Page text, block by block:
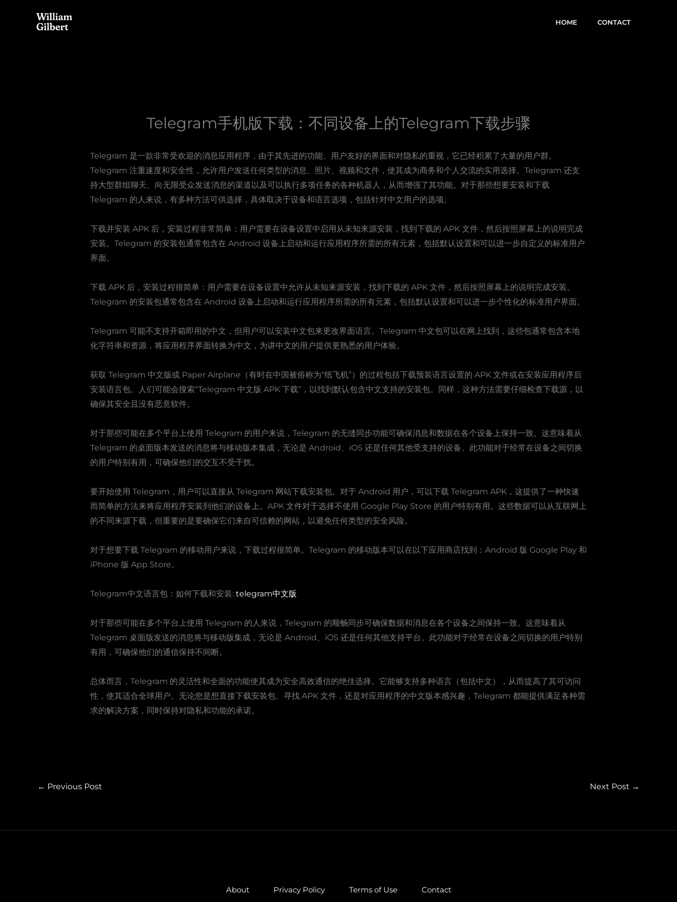
HOME CONTACT
Telegram手机版下载：不同设备上的Telegram下载步骤
Telegram 是一款非常受欢迎的消息应用程序，由于其先进的功能、用户友好的界面和对隐私的重视，它已经积累了大量的用户群。
Telegram 注重速度和安全性，允许用户发送任何类型的消息、照片、视频和文件，使其成为商务和个人交流的实用选择。Telegram 还支
持大型群组聊天、向无限受众发送消息的渠道以及可以执行多项任务的各种机器人，从而增强了其功能。对于那些想要安装和下载
Telegram 的人来说，有多种方法可供选择，具体取决于设备和语言选项，包括针对中文用户的选项。
下载并安装 APK 后，安装过程非常简单：用户需要在设备设置中启用从未知来源安装，找到下载的 APK 文件，然后按照屏幕上的说明完成
安装。Telegram 的安装包通常包含在 Android 设备上启动和运行应用程序所需的所有元素，包括默认设置和可以进一步自定义的标准用户
界面。
下载 APK 后，安装过程很简单：用户需要在设备设置中允许从未知来源安装，找到下载的 APK 文件，然后按照屏幕上的说明完成安装。
Telegram 的安装包通常包含在 Android 设备上启动和运行应用程序所需的所有元素，包括默认设置和可以进一步个性化的标准用户界面。
Telegram 可能不支持开箱即用的中文，但用户可以安装中文包来更改界面语言。Telegram 中文包可以在网上找到，这些包通常包含本地
化字符串和资源，将应用程序界面转换为中文，为讲中文的用户提供更熟悉的用户体验。
获取 Telegram 中文版或 Paper Airplane（有时在中国被俗称为“纸飞机”）的过程包括下载预装语言设置的 APK 文件或在安装应用程序后
安装语言包。人们可能会搜索“Telegram 中文版 APK 下载”，以找到默认包含中文支持的安装包。同样，这种方法需要仔细检查下载源，以
确保其安全且没有恶意软件。
对于那些可能在多个平台上使用 Telegram 的用户来说，Telegram 的无缝同步功能可确保消息和数据在各个设备上保持一致。这意味着从
Telegram 的桌面版本发送的消息将与移动版本集成，无论是 Android、iOS 还是任何其他受支持的设备。此功能对于经常在设备之间切换
的用户特别有用，可确保他们的交互不受干扰。
要开始使用 Telegram，用户可以直接从 Telegram 网站下载安装包。对于 Android 用户，可以下载 Telegram APK，这提供了一种快速
而简单的方法来将应用程序安装到他们的设备上。APK 文件对于选择不使用 Google Play Store 的用户特别有用。这些数据可以从互联网上
的不同来源下载，但重要的是要确保它们来自可信赖的网站，以避免任何类型的安全风险。
对于想要下载 Telegram 的移动用户来说，下载过程很简单。Telegram 的移动版本可以在以下应用商店找到：Android 版 Google Play 和
iPhone 版 App Store。
Telegram中文语言包：如何下载和安装: telegram中文版
对于那些可能在多个平台上使用 Telegram 的人来说，Telegram 的顺畅同步可确保数据和消息在各个设备之间保持一致。这意味着从
Telegram 桌面版发送的消息将与移动版集成，无论是 Android、iOS 还是任何其他支持平台。此功能对于经常在设备之间切换的用户特别
有用，可确保他们的通信保持不间断。
总体而言，Telegram 的灵活性和全面的功能使其成为安全高效通信的绝佳选择。它能够支持多种语言（包括中文），从而提高了其可访问
性，使其适合全球用户。无论您是想直接下载安装包、寻找 APK 文件，还是对应用程序的中文版本感兴趣，Telegram 都能提供满足各种需
求的解决方案，同时保持对隐私和功能的承诺。
← Previous Post Next Post →
About Privacy Policy Terms of Use Contact